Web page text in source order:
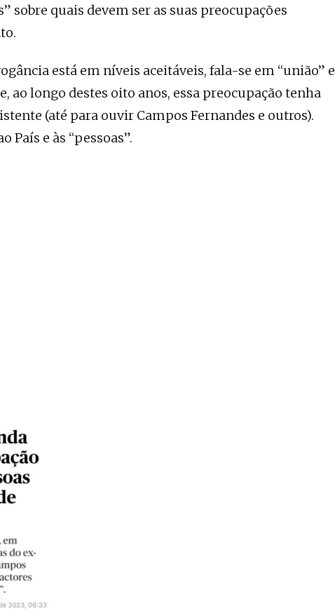
sobre quais devem ser as suas preocupações
está em níveis aceitáveis, fala-se em “união” e
ao longo destes oito anos, essa preocupação tenha
(até para ouvir Campos Fernandes e outros).
País e às “pessoas”.